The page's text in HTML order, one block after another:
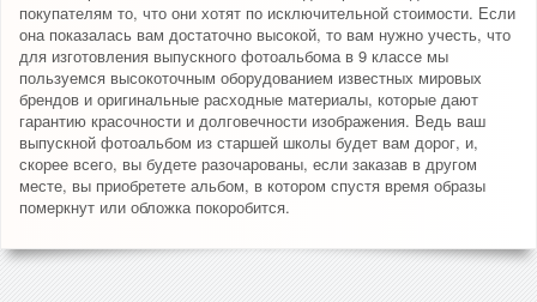
покупателям то, что они хотят по исключительной стоимости. Если
она показалась вам достаточно высокой, то вам нужно учесть, что
для изготовления выпускного фотоальбома в 9 классе мы
пользуемся высокоточным оборудованием известных мировых
брендов и оригинальные расходные материалы, которые дают
гарантию красочности и долговечности изображения. Ведь ваш
выпускной фотоальбом из старшей школы будет вам дорог, и,
скорее всего, вы будете разочарованы, если заказав в другом
месте, вы приобретете альбом, в котором спустя время образы
померкнут или обложка покоробится.